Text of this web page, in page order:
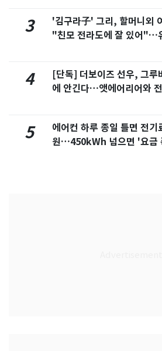
3
'김구라子' 그리, 할머니외
"친모 전라도에 잘 있어"…
4
[단독] 더보이즈 선우, 그루
에 안긴다…앳에어리어와
5
에어컨 하루 종일 틀면 전기
원…450kWh 넘으면 '요금